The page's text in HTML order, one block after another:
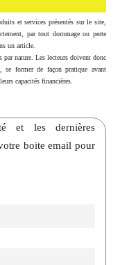
et services présentés sur le site,
par tout dommage ou perte
un article.
nature. Les lecteurs doivent donc
se former de façon pratique avant
capacités financières.
et les dernières
boite email pour